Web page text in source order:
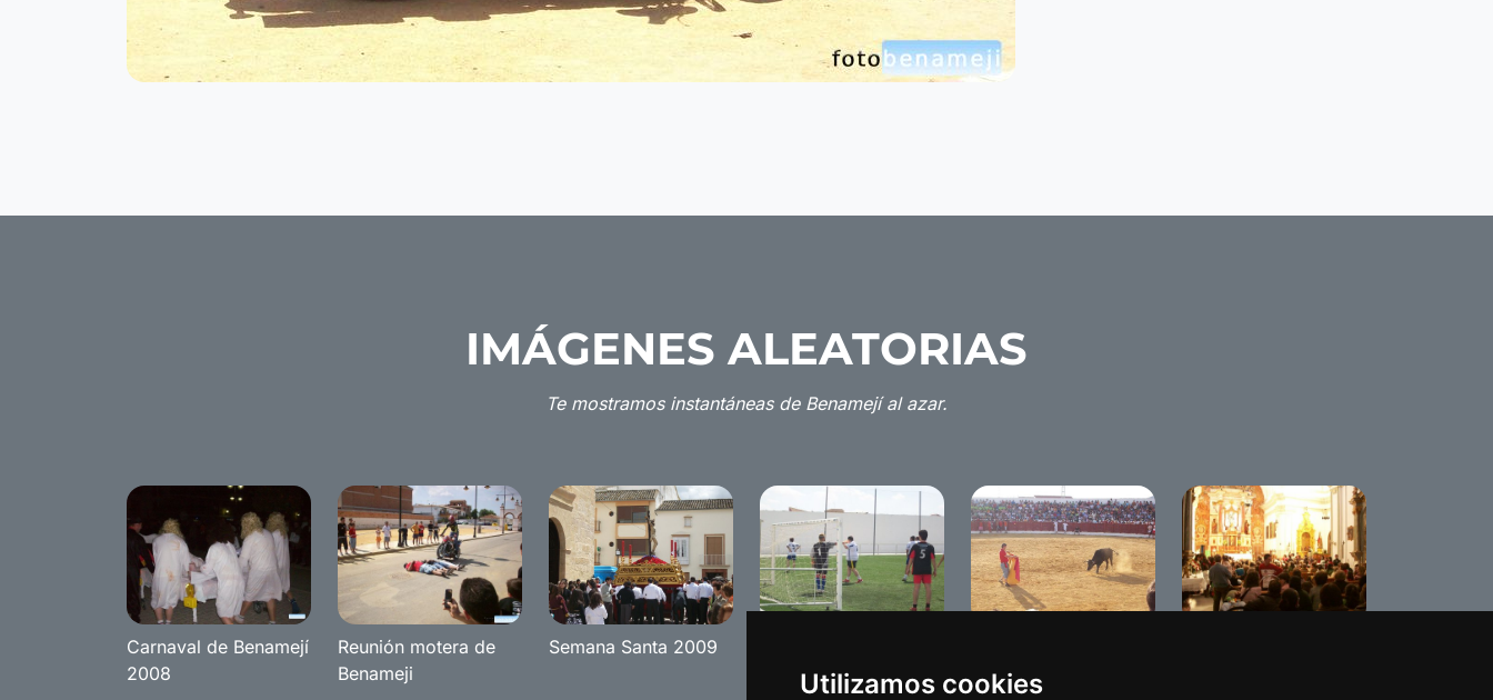
Utilizamos cookies
IMÁGENES ALEATORIAS
Te mostramos instantáneas de Benamejí al azar.
Carnaval de Benamejí
2008
Reunión motera de
Benameji
Semana Santa 2009